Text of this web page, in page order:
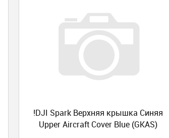
!DJI Spark Верхняя крышка Синяя
Upper Aircraft Cover Blue (GKAS)